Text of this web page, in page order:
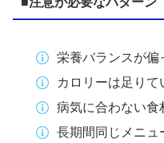
栄養バランスが偏
カロリーは足り
病気に合わない食
長期間同じメニュ